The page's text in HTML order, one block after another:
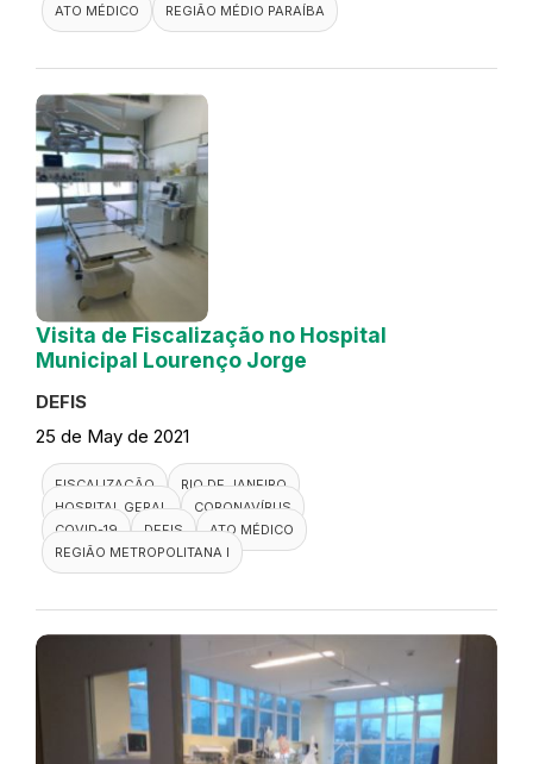
ATO MÉDICO
REGIÃO MÉDIO PARAÍBA
Visita de Fiscalização no Hospital
Municipal Lourenço Jorge
DEFIS
25 de May de 2021
FISCALIZAÇÃO
RIO DE JANEIRO
HOSPITAL GERAL
CORONAVÍRUS
COVID-19
DEFIS
ATO MÉDICO
REGIÃO METROPOLITANA I